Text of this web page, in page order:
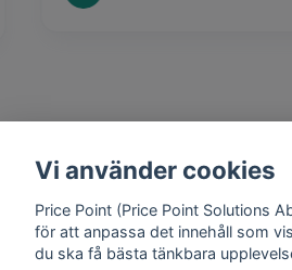
1 year ago
Mathias Johansson
Vi använder cookies
Price Point (Price Point Solutions
för att anpassa det innehåll som
du ska få bästa tänkbara